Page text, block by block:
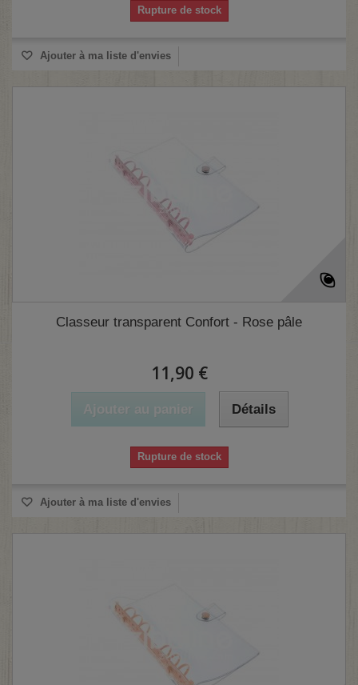
Rupture de stock
Ajouter à ma liste d'envies
Classeur transparent Confort - Rose pâle
11,90 €
Ajouter au panier Détails
Rupture de stock
Ajouter à ma liste d'envies